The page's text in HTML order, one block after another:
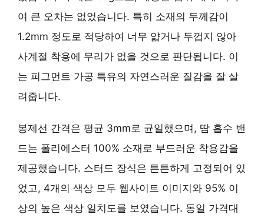
여 큰 오차는 없었습니다. 특히 소재의 두께감이
1.2mm 정도로 적당하여 너무 얇거나 두껍지 않아
사계절 착용에 무리가 없을 것으로 판단됩니다. 이
는 피그먼트 가공 특유의 자연스러운 질감을 잘 살
려줍니다.
봉제선 간격은 평균 3mm로 균일했으며, 땀 흡수 밴
드는 폴리에스터 100% 소재로 부드러운 착용감을
제공했습니다. 스터드 장식은 튼튼하게 고정되어 있
었고, 4개의 색상 모두 웹사이트 이미지와 95% 이
상의 높은 색상 일치도를 보였습니다. 동일 가격대